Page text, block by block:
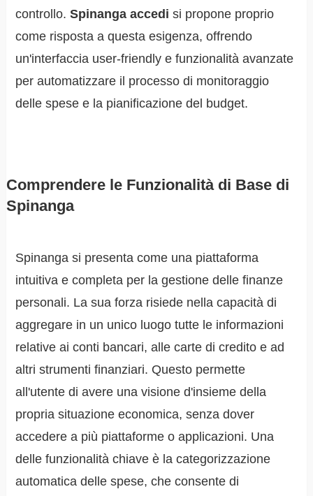
controllo.Spinanga accedi si propone proprio
come risposta a questa esigenza, offrendo
un'interfaccia user-friendly e funzionalità avanzate
per automatizzare il processo di monitoraggio
delle spese e la pianificazione del budget.
Comprendere le Funzionalità di Base di
Spinanga
Spinanga si presenta come una piattaforma
intuitiva e completa per la gestione delle finanze
personali. La sua forza risiede nella capacità di
aggregare in un unico luogo tutte le informazioni
relative ai conti bancari, alle carte di credito e ad
altri strumenti finanziari. Questo permette
all'utente di avere una visione d'insieme della
propria situazione economica, senza dover
accedere a più piattaforme o applicazioni. Una
delle funzionalità chiave è la categorizzazione
automatica delle spese, che consente di